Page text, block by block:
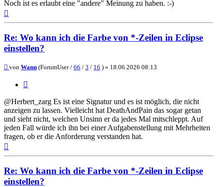
Noch ist es erlaubt eine "andere" Meinung zu haben. :-)
Re: Wo kann ich die Farbe von *-Zeilen in Eclipse
einstellen?
Beitrag
von Wann (ForumUser / 66 / 3 / 16 ) » 18.06.2026 08:13
@Herbert_zarg Es ist eine Signatur und es ist möglich, die nicht
anzeigen zu lassen. Vielleicht hat DeathAndPain das sogar getan
und sieht nicht, welchen Unsinn er da jedes Mal mitschleppt. Auf
jeden Fall würde ich ihn bei einer Aufgabenstellung mit Mehrheiten
fragen, ob er die Anforderung verstanden hat.
Re: Wo kann ich die Farbe von *-Zeilen in Eclipse
einstellen?